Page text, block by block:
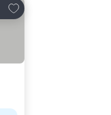
Zu Favoriten hinzufügen